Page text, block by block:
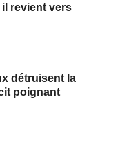
revient vers
détruisent la
poignant